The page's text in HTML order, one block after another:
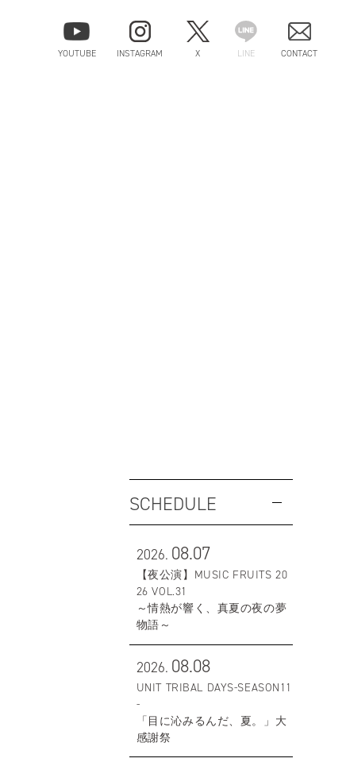
YOUTUBE INSTAGRAM X LINE CONTACT
SCHEDULE
2026. 08.07
【夜公演】MUSIC FRUITS 20
26 VOL.31
～情熱が響く、真夏の夜の夢
物語～
2026. 08.08
UNIT TRIBAL DAYS-SEASON11
-
「目に沁みるんだ、夏。」大
感謝祭